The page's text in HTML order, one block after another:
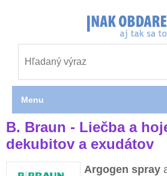
B. Braun - Liečba a
dekubitov a exudátov
Argogen spray
Menu